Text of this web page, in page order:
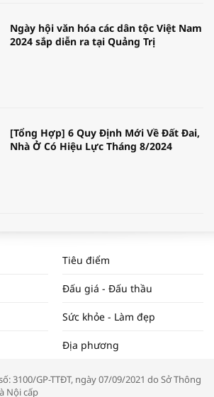
Ngày hội văn hóa các dân tộc Việt Nam
2024 sắp diễn ra tại Quảng Trị
[Tổng Hợp] 6 Quy Định Mới Về Đất Đai,
Nhà Ở Có Hiệu Lực Tháng 8/2024
NAM NĂM 2024 VÀ NĂM 2025 | NHỊP
ĐẬP THỊ TRƯỜNG #62
Tọa đàm “Xúc tiến thương mại: Khơi
Tiêu điểm
Đấu giá - Đấu thầu
Sức khỏe - Làm đẹp
Địa phương
3100/GP-TTĐT, ngày 07/09/2021 do Sở Thông
Nội cấp